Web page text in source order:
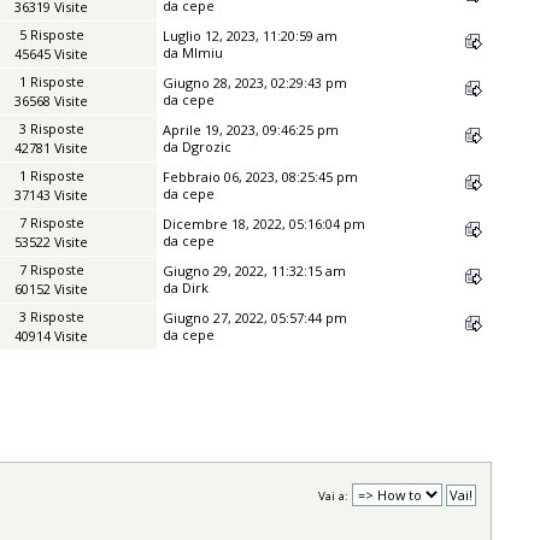
36319 Visite
da cepe
5 Risposte
45645 Visite
Luglio 12, 2023, 11:20:59 am
da MImiu
1 Risposte
36568 Visite
Giugno 28, 2023, 02:29:43 pm
da cepe
3 Risposte
42781 Visite
Aprile 19, 2023, 09:46:25 pm
da Dgrozic
1 Risposte
37143 Visite
Febbraio 06, 2023, 08:25:45 pm
da cepe
7 Risposte
53522 Visite
Dicembre 18, 2022, 05:16:04 pm
da cepe
7 Risposte
60152 Visite
Giugno 29, 2022, 11:32:15 am
da Dirk
3 Risposte
40914 Visite
Giugno 27, 2022, 05:57:44 pm
da cepe
Vai a: